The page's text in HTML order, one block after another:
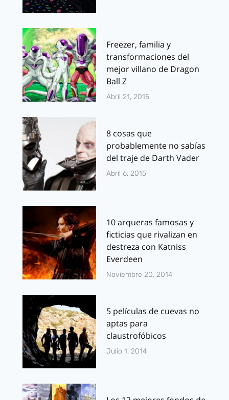
Freezer, familia y
transformaciones del
mejor villano de Dragon
Ball Z
Abril 21, 2015
8 cosas que
probablemente no sabías
del traje de Darth Vader
Abril 6, 2015
10 arqueras famosas y
ficticias que rivalizan en
destreza con Katniss
Everdeen
Noviembre 20, 2014
5 películas de cuevas no
aptas para
claustrofóbicos
Julio 1, 2014